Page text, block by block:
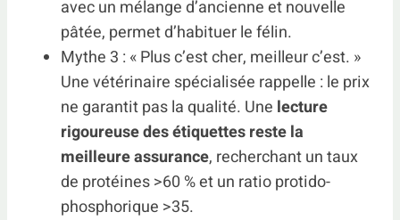
avec un mélange d’ancienne et nouvelle
pâtée, permet d’habituer le félin.
Mythe 3 : « Plus c’est cher, meilleur c’est. »
Une vétérinaire spécialisée rappelle : le prix
ne garantit pas la qualité. Une lecture
rigoureuse des étiquettes reste la
meilleure assurance, recherchant un taux
de protéines >60 % et un ratio protido-
phosphorique >35.